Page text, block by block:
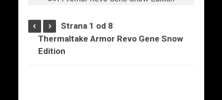
Strana 1 od 8
Thermaltake Armor Revo Gene Snow
Edition